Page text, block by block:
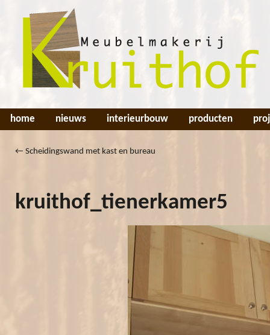
home nieuws interieurbouw producten
← Scheidingswand met kast en bureau
kruithof_tienerkamer5